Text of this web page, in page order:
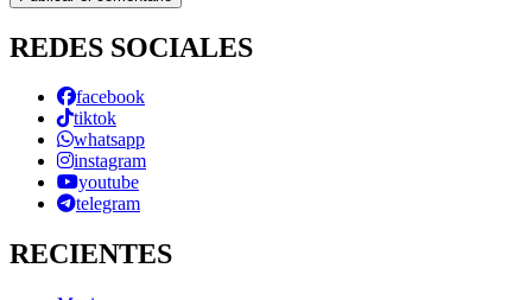
REDES SOCIALES
facebook
tiktok
whatsapp
instagram
youtube
telegram
RECIENTES